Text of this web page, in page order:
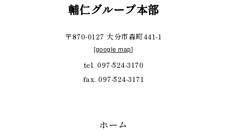
輔仁グループ本部
〒870-0127 大分市森町441-1
[google map]
tel. 097-524-3170
fax. 097-524-3171
ホーム